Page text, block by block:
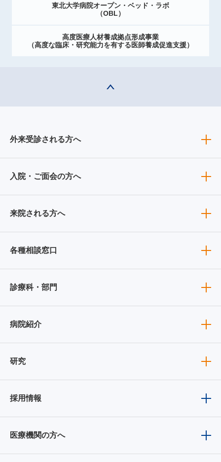
東北大学病院オープン・ベッド・ラボ
（OBL）
高度医療人材養成拠点形成事業
（高度な臨床・研究能力を有する医師養成促進支援）
外来受診される方へ
入院・ご面会の方へ
来院される方へ
各種相談窓口
診療科・部門
病院紹介
研究
採用情報
医療機関の方へ